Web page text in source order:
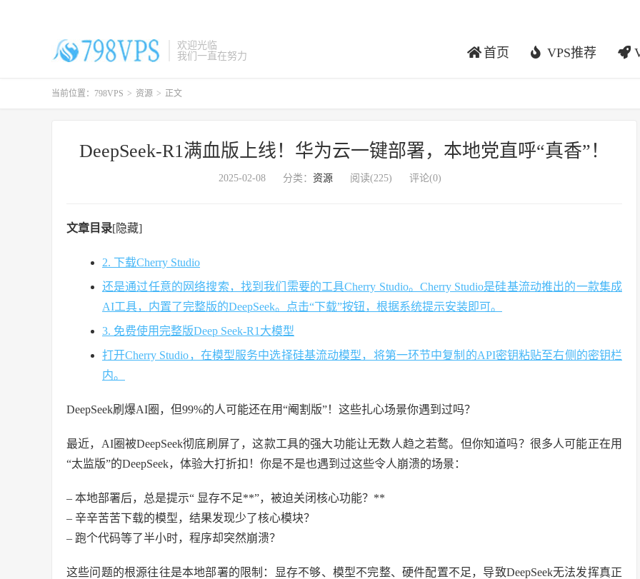
欢迎光临
我们一直在努力
首页 VPS推荐
当前位置： 798VPS > 资源 > 正文
DeepSeek-R1满血版上线！华为云一键部署，本地党直呼“真香”！
2025-02-08 分类： 资源 阅读(225) 评论(0)
文章目录[隐藏]
2. 下载Cherry Studio
还是通过任意的网络搜索，找到我们需要的工具Cherry Studio。Cherry Studio是硅基流动推出的一款集成
AI工具，内置了完整版的DeepSeek。点击“下载”按钮，根据系统提示安装即可。
3. 免费使用完整版Deep Seek-R1大模型
打开Cherry Studio，在模型服务中选择硅基流动模型，将第一环节中复制的API密钥粘贴至右侧的密钥栏
内。
DeepSeek刷爆AI圈，但99%的人可能还在用“阉割版”！这些扎心场景你遇到过吗？
最近，AI圈被DeepSeek彻底刷屏了，这款工具的强大功能让无数人趋之若鹜。但你知道吗？很多人可能正在用
“太监版”的DeepSeek，体验大打折扣！你是不是也遇到过这些令人崩溃的场景：
– 本地部署后，总是提示“ 显存不足**”，被迫关闭核心功能？**
– 辛辛苦苦下载的模型，结果发现少了核心模块？
– 跑个代码等了半小时，程序却突然崩溃？
这些问题的根源往往是本地部署的限制：显存不够、模型不完整、硬件配置不足，导致DeepSeek无法发挥真正